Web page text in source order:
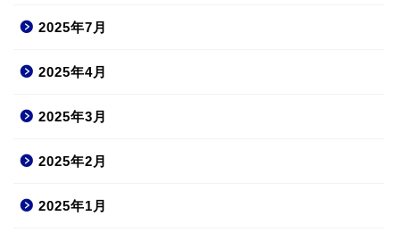
2025年7月
2025年4月
2025年3月
2025年2月
2025年1月